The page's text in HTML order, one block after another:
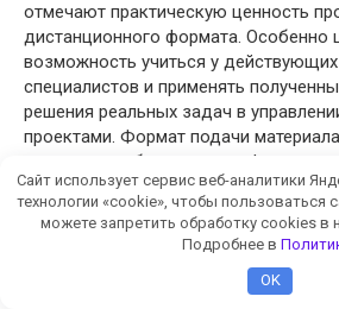
отмечают практическую ценность
дистанционного формата. Особенно
возможность учиться у
специалистов и применять
решения реальных задач в
проектами. Формат подачи
совмещать обучение с
деятельностью.
👉 Посмотреть сайт курса
❓ Какое образование
Сайт использует сервис веб-аналитики
технологии «cookie», чтобы пользоваться
можете запретить обработку cookies в
Подробнее в
OK